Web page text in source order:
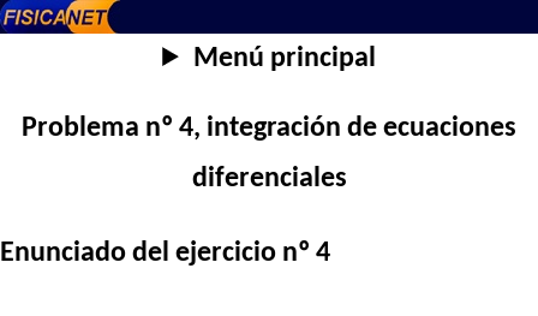
Menú principal
Problema nº 4, integración de ecuaciones
diferenciales
Enunciado del ejercicio nº 4